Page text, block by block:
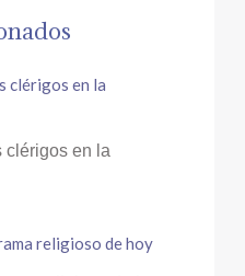
clérigos en la